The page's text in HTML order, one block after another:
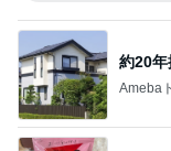
約20年
Ameba